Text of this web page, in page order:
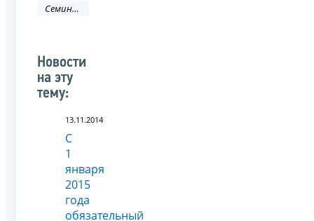
Семинар
Новости
на эту
тему:
13.11.2014
С
1
января
2015
года
обязательный